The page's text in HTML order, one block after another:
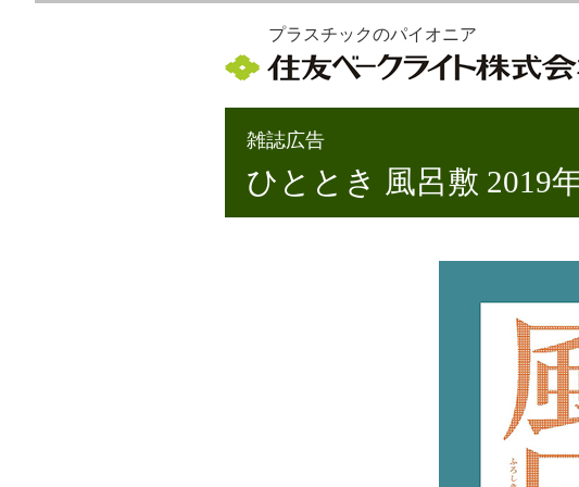
プラスチックのパイオニア
雑誌広告
ひととき 風呂敷 2019